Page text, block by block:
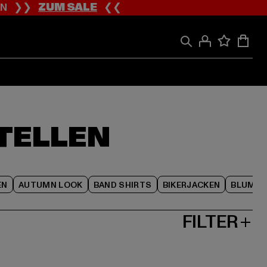
❯❯ZUM SALE❮❮
AUTUMN LOOK BAND SHIRTS BIKERJACKEN
FILTER